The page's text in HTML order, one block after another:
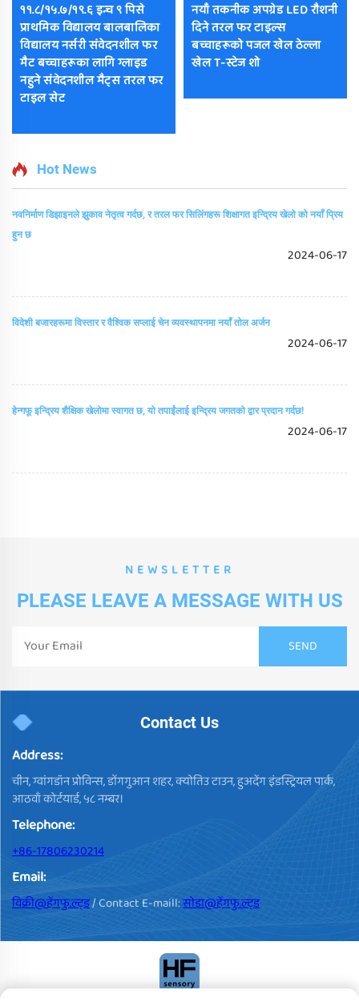
११.८/१५.७/१९.६ इन्च ९ पिसे
प्राथमिक विद्यालय बालबालिका
विद्यालय नर्सरी संवेदनशील फर
मैट बच्चाहरूका लागि ग्लाइड
नहुने संवेदनशील मैट्स तरल फर
टाइल सेट
नयाँ तकनीक अपग्रेड LED रौशनी
दिने तरल फर टाइल्स
बच्चाहरूको पजल खेल ठेल्ला
खेल T-स्टेज शो
Hot News
नवनिर्माण डिझाइनले झुकाव नेतृत्व गर्दछ, र तरल फर सिलिंगहरू शिक्षागत इन्द्रिय खेलो को नयाँ प्रिय
हुन छ
2024-06-17
विदेशी बजारहरूमा विस्तार र वैश्विक सप्लाई चेन व्यवस्थापनमा नयाँ तोल अर्जन
2024-06-17
हेन्गफू इन्द्रिय शैक्षिक खेलोमा स्वागत छ, यो तपाईंलाई इन्द्रिय जगतको द्वार प्रदान गर्दछ!
2024-06-17
NEWSLETTER
PLEASE LEAVE A MESSAGE WITH US
Contact Us
Address:
चीन, ग्वांगडॉन प्रोविन्स, डोंगगुआन शहर, क्योतिउ टाउन, हुअदेंग इंडस्ट्रियल पार्क,
आठवाँ कोर्टयार्ड, ५८ नम्बर।
Telephone:
+86-17806230214
Email:
विक्री@हेंगफु.ल्ट्ड/ Contact E-maill:सोडा@हेंगफु.ल्ट्ड